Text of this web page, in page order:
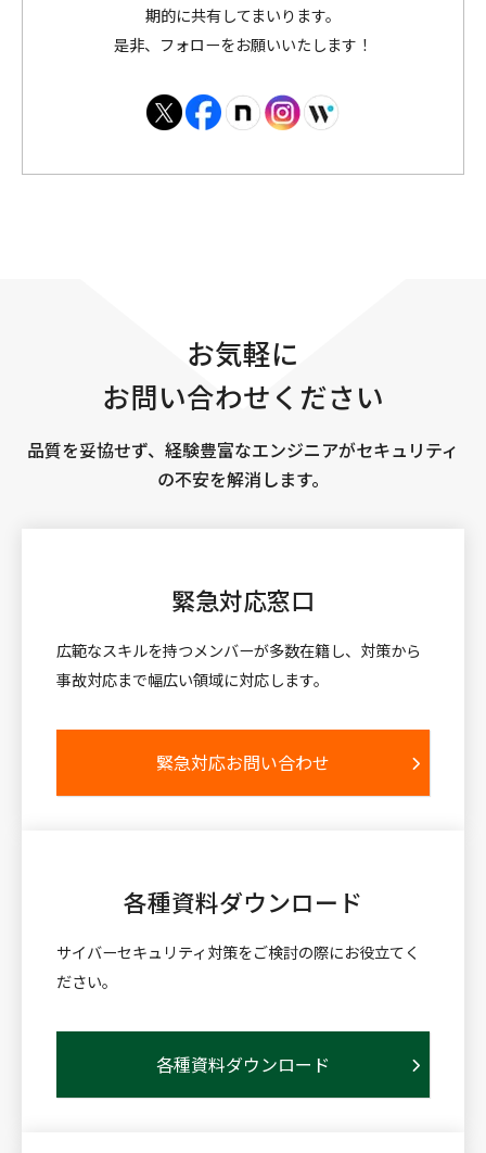
期的に共有してまいります。
是非、フォローをお願いいたします！
お気軽に
お問い合わせください
品質を妥協せず、経験豊富なエンジニアがセキュリティ
の不安を解消します。
緊急対応窓口
広範なスキルを持つメンバーが多数在籍し、対策から
事故対応まで幅広い領域に対応します。
緊急対応お問い合わせ
各種資料ダウンロード
サイバーセキュリティ対策をご検討の際にお役立てく
ださい。
各種資料ダウンロード